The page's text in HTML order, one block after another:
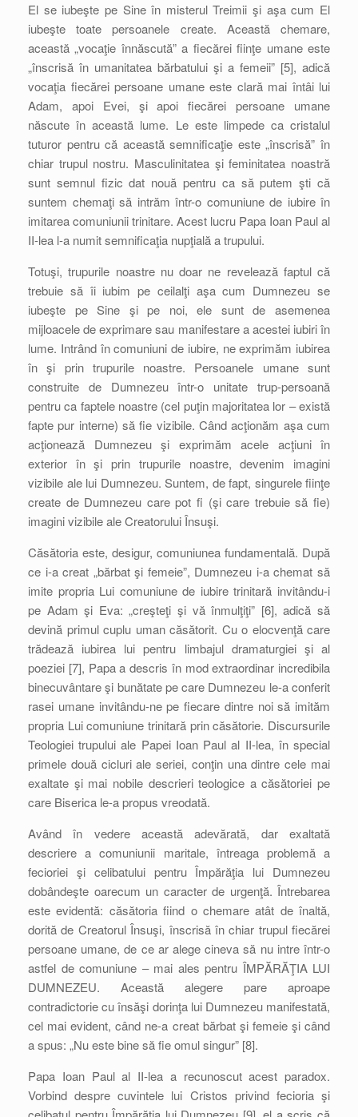
El se iubeşte pe Sine în misterul Treimii şi aşa cum El
iubeşte toate persoanele create. Această chemare,
această „vocaţie înnăscută” a fiecărei fiinţe umane este
„înscrisă în umanitatea bărbatului şi a femeii” [5], adică
vocaţia fiecărei persoane umane este clară mai întâi lui
Adam, apoi Evei, şi apoi fiecărei persoane umane
născute în această lume. Le este limpede ca cristalul
tuturor pentru că această semnificaţie este „înscrisă” în
chiar trupul nostru. Masculinitatea şi feminitatea noastră
sunt semnul fizic dat nouă pentru ca să putem şti că
suntem chemaţi să intrăm într-o comuniune de iubire în
imitarea comuniunii trinitare. Acest lucru Papa Ioan Paul al
II-lea l-a numit semnificaţia nupţială a trupului.
Totuşi, trupurile noastre nu doar ne revelează faptul că
trebuie să îi iubim pe ceilalţi aşa cum Dumnezeu se
iubeşte pe Sine şi pe noi, ele sunt de asemenea
mijloacele de exprimare sau manifestare a acestei iubiri în
lume. Intrând în comuniuni de iubire, ne exprimăm iubirea
în şi prin trupurile noastre. Persoanele umane sunt
construite de Dumnezeu într-o unitate trup-persoană
pentru ca faptele noastre (cel puţin majoritatea lor – există
fapte pur interne) să fie vizibile. Când acţionăm aşa cum
acţionează Dumnezeu şi exprimăm acele acţiuni în
exterior în şi prin trupurile noastre, devenim imagini
vizibile ale lui Dumnezeu. Suntem, de fapt, singurele fiinţe
create de Dumnezeu care pot fi (şi care trebuie să fie)
imagini vizibile ale Creatorului Însuşi.
Căsătoria este, desigur, comuniunea fundamentală. După
ce i-a creat „bărbat şi femeie”, Dumnezeu i-a chemat să
imite propria Lui comuniune de iubire trinitară invitându-i
pe Adam şi Eva: „creşteţi şi vă înmulţiţi” [6], adică să
devină primul cuplu uman căsătorit. Cu o elocvenţă care
trădează iubirea lui pentru limbajul dramaturgiei şi al
poeziei [7], Papa a descris în mod extraordinar incredibila
binecuvântare şi bunătate pe care Dumnezeu le-a conferit
rasei umane invitându-ne pe fiecare dintre noi să imităm
propria Lui comuniune trinitară prin căsătorie. Discursurile
Teologiei trupului ale Papei Ioan Paul al II-lea, în special
primele două cicluri ale seriei, conţin una dintre cele mai
exaltate şi mai nobile descrieri teologice a căsătoriei pe
care Biserica le-a propus vreodată.
Având în vedere această adevărată, dar exaltată
descriere a comuniunii maritale, întreaga problemă a
fecioriei şi celibatului pentru Împărăţia lui Dumnezeu
dobândeşte oarecum un caracter de urgenţă. Întrebarea
este evidentă: căsătoria fiind o chemare atât de înaltă,
dorită de Creatorul Însuşi, înscrisă în chiar trupul fiecărei
persoane umane, de ce ar alege cineva să nu intre într-o
astfel de comuniune – mai ales pentru ÎMPĂRĂŢIA LUI
DUMNEZEU. Această alegere pare aproape
contradictorie cu însăşi dorinţa lui Dumnezeu manifestată,
cel mai evident, când ne-a creat bărbat şi femeie şi când
a spus: „Nu este bine să fie omul singur” [8].
Papa Ioan Paul al II-lea a recunoscut acest paradox.
Vorbind despre cuvintele lui Cristos privind fecioria şi